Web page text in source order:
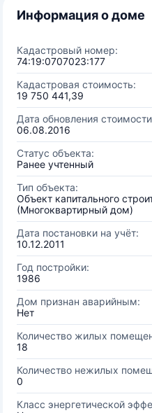
Информация о доме
Кадастровый номер:
74:19:0707023:177
Кадастровая стоимость:
19 750 441,39
Дата обновления
06.08.2016
Статус объекта:
Ранее учтенный
Тип объекта:
Объект капитального
(Многоквартирный дом)
Дата постановки на учёт:
10.12.2011
Год постройки:
1986
Дом признан аварийным:
Нет
Количество жилых
18
Количество нежилых
0
Класс энергетической